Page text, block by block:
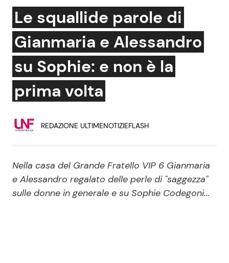
News e Cronaca
Attualità Italiana
Dal Mondo
Politica
Gossip e TV
Bellezze VIP
Reality e Talent
Soap Opera
Le squallide parole di
Gianmaria e Alessandro
su Sophie: e non è la
prima volta
REDAZIONE ULTIMENOTIZIEFLASH
Nella casa del Grande Fratello VIP 6 Gianmaria
e Alessandro regalato delle perle di "saggezza"
sulle donne in generale e su Sophie Codegoni...